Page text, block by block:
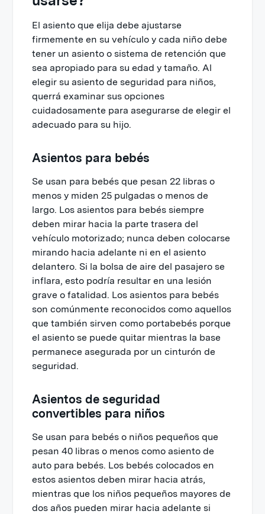
El asiento que elija debe ajustarse
firmemente en su vehículo y cada niño debe
tener un asiento o sistema de retención que
sea apropiado para su edad y tamaño. Al
elegir su asiento de seguridad para niños,
querrá examinar sus opciones
cuidadosamente para asegurarse de elegir el
adecuado para su hijo.
Asientos para bebés
Se usan para bebés que pesan 22 libras o
menos y miden 25 pulgadas o menos de
largo. Los asientos para bebés siempre
deben mirar hacia la parte trasera del
vehículo motorizado; nunca deben colocarse
mirando hacia adelante ni en el asiento
delantero. Si la bolsa de aire del pasajero se
inflara, esto podría resultar en una lesión
grave o fatalidad. Los asientos para bebés
son comúnmente reconocidos como aquellos
que también sirven como portabebés porque
el asiento se puede quitar mientras la base
permanece asegurada por un cinturón de
seguridad.
Asientos de seguridad
convertibles para niños
Se usan para bebés o niños pequeños que
pesan 40 libras o menos como asiento de
auto para bebés. Los bebés colocados en
estos asientos deben mirar hacia atrás,
mientras que los niños pequeños mayores de
dos años pueden mirar hacia adelante si